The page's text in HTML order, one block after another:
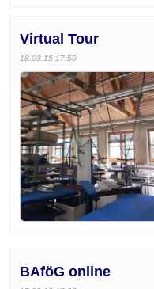
Virtual Tour
18.03.15 17:50
BAföG online